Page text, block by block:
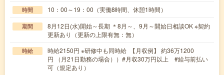
時間 10：00～19：00（実働8時間、休憩1時間）
期間
8月12日(水)開始～長期 ＊8月～、9月～開始日相談OK ※契約
更新あり（更新の上限有無：無）
時給
時給2150円 ※研修中も同時給 【月収例】 約36万1200
円 （月21日勤務の場合））#月収30万円以上 #給与前払い
可（規定あり）